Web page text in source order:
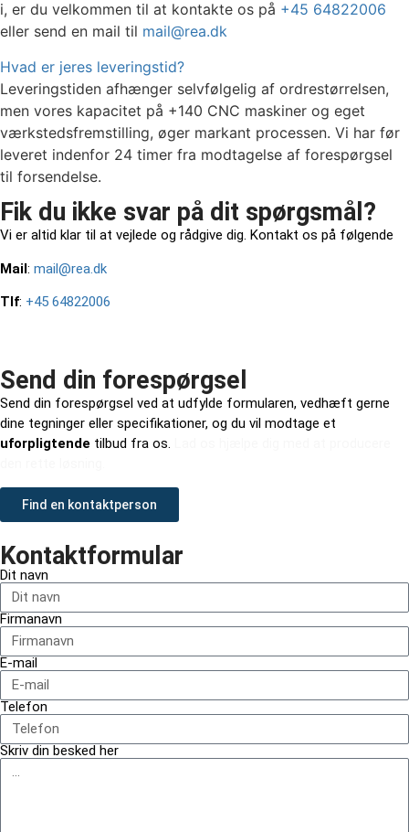
i, er du velkommen til at kontakte os på +45 64822006
eller send en mail til mail@rea.dk
Hvad er jeres leveringstid?
Leveringstiden afhænger selvfølgelig af ordrestørrelsen,
men vores kapacitet på +140 CNC maskiner og eget
værkstedsfremstilling, øger markant processen. Vi har før
leveret indenfor 24 timer fra modtagelse af forespørgsel
til forsendelse.
Fik du ikke svar på dit spørgsmål?
Vi er altid klar til at vejlede og rådgive dig. Kontakt os på følgende
Mail: mail@rea.dk
Tlf: +45 64822006
Send din forespørgsel
Send din forespørgsel ved at udfylde formularen, vedhæft gerne
dine tegninger eller specifikationer, og du vil modtage et
uforpligtende tilbud fra os.
Find en kontaktperson
Kontaktformular
Dit navn
Firmanavn
E-mail
Telefon
Skriv din besked her